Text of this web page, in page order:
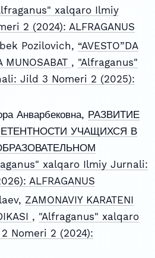
xalqaro Ilmiy
2 (2024): ALFRAGANUS
Pozilovich, “AVESTO”DA
MUNOSABAT , "Alfraganus"
Jild 3 Nomeri 2 (2025):
Анварбековна, РАЗВИТИЕ
УЧАЩИХСЯ В
xalqaro Ilmiy Jurnali:
ALFRAGANUS
ZAMONAVIY KARATENI
, "Alfraganus" xalqaro
Nomeri 2 (2024):